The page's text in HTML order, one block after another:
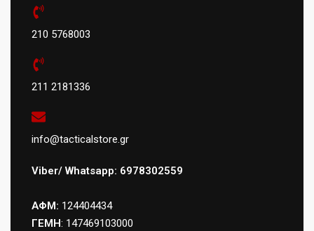
210 5768003
211 2181336
info@tacticalstore.gr
Viber/ Whatsapp: 6978302559
ΑΦΜ: 124404434
ΓΕΜΗ: 147469103000